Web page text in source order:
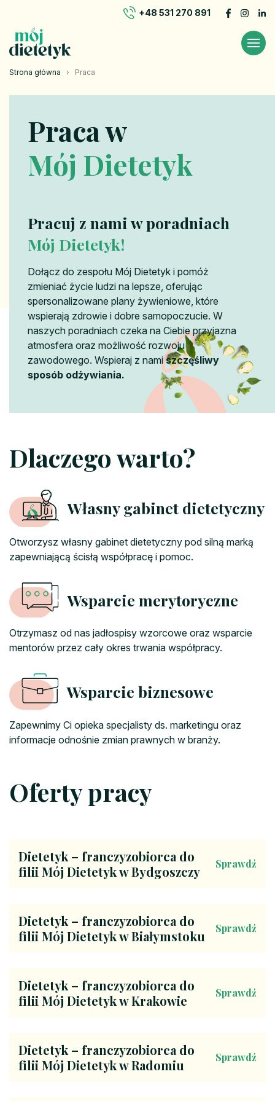
+48 531 270 891
Strona główna › Praca
Praca w
Mój Dietetyk
Pracuj z nami w poradniach
Mój Dietetyk!
Dołącz do zespołu Mój Dietetyk i pomóż
zmieniać życie ludzi na lepsze, oferując
spersonalizowane plany żywieniowe, które
wspierają zdrowie i dobre samopoczucie. W
naszych poradniach czeka na Ciebie przyjazna
atmosfera oraz możliwość rozwoju
zawodowego. Wspieraj z namiszczęśliwy
sposób odżywiania.
Dlaczego warto?
Własny gabinet dietetyczny
Otworzysz własny gabinet dietetyczny pod silną marką
zapewniającą ścisłą współpracę i pomoc.
Wsparcie merytoryczne
Otrzymasz od nas jadłospisy wzorcowe oraz wsparcie
mentorów przez cały okres trwania współpracy.
Wsparcie biznesowe
Zapewnimy Ci opieka specjalisty ds. marketingu oraz
informacje odnośnie zmian prawnych w branży.
Oferty pracy
Dietetyk – franczyzobiorca do
filii Mój Dietetyk w Bydgoszczy
Sprawdź
Dietetyk – franczyzobiorca do
filii Mój Dietetyk w Białymstoku
Sprawdź
Dietetyk – franczyzobiorca do
filii Mój Dietetyk w Krakowie
Sprawdź
Dietetyk – franczyzobiorca do
filii Mój Dietetyk w Radomiu
Sprawdź